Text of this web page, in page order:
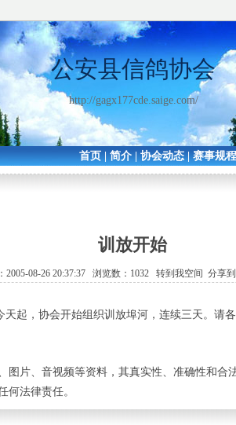
公安县信鸽协会
http://gagx177cde.saige.com/
首页|简介|协会动态|赛事规
训放开始
2005-08-26 20:37:37 浏览数：1032 转到我空间 分享
起，协会开始组织训放埠河，连续三天。请
图片、音视频等资料，其真实性、准确性和合
何法律责任。